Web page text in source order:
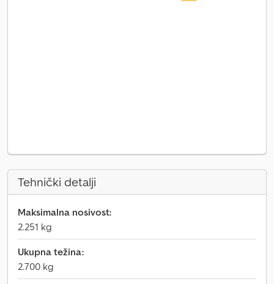
Tehnički detalji
Maksimalna nosivost:
2.251 kg
Ukupna težina:
2.700 kg